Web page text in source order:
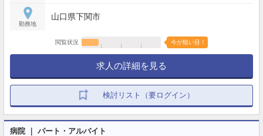
勤務地
山口県下関市
閲覧状況 今が狙い目！
求人の詳細を見る
検討リスト（要ログイン）
病院 ｜ パート・アルバイト